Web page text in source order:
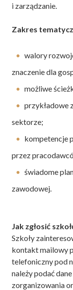
i zarządzanie.
Zakres
walory
znaczenie dla
możliwe
przykładowe
sektorze;
kompetencje
przez
świadome
zawodowej.
Jak zgłosić
Szkoły
kontakt mailowy
telefoniczny pod
należy podać
zorganizowania